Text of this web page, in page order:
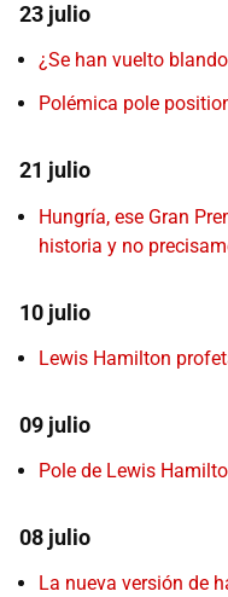
23 julio
¿Se han vuelto
Polémica pole
21 julio
Hungría, ese Gran
historia y no
10 julio
Lewis Hamilton
09 julio
Pole de Lewis
08 julio
La nueva versión de